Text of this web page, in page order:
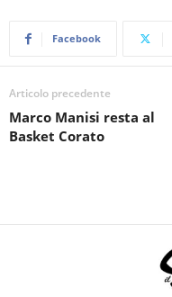
Facebook
Articolo precedente
Marco Manisi resta al
Basket Corato